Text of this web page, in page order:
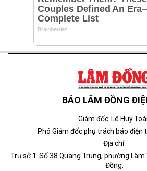
BÁO LÂM ĐỒNG
Giám đốc: Lê Huy
Phó Giám đốc phụ trách báo điện
Địa chỉ:
Trụ sở 1: Số 38 Quang Trung, phường
Đồng.